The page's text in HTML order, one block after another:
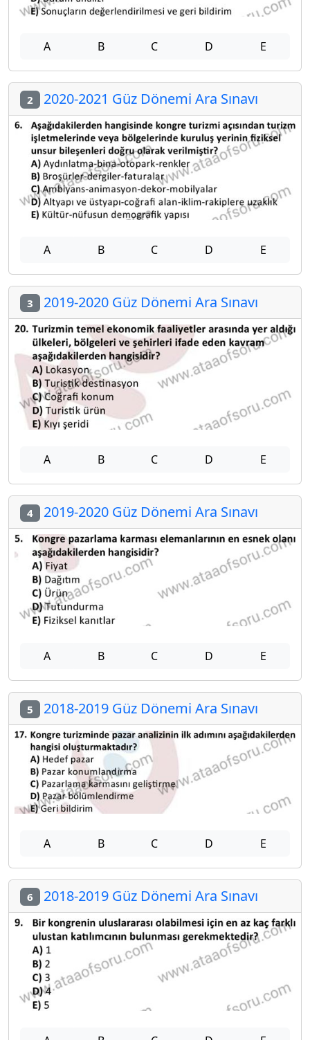
A B C D E
2 2020-2021 Güz Dönemi Ara Sınavı
A B C D E
3 2019-2020 Güz Dönemi Ara Sınavı
A B C D E
4 2019-2020 Güz Dönemi Ara Sınavı
A B C D E
5 2018-2019 Güz Dönemi Ara Sınavı
A B C D E
6 2018-2019 Güz Dönemi Ara Sınavı